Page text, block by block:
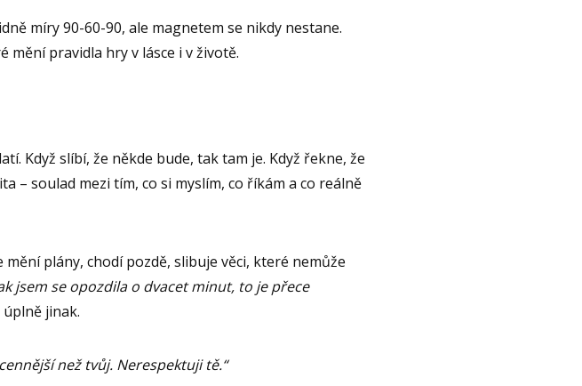
míry 90-60-90, ale magnetem se nikdy nestane.
mění pravidla hry v lásce i v životě.
Když slíbí, že někde bude, tak tam je. Když řekne, že
– soulad mezi tím, co si myslím, co říkám a co reálně
plány, chodí pozdě, slibuje věci, které nemůže
jsem se opozdila o dvacet minut, to je přece
jinak.
než tvůj. Nerespektuji tě.“